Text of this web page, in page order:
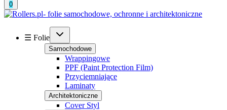
0
☰ Folie
Samochodowe
Wrappingowe
PPF (Paint Protection Film)
Przyciemniające
Laminaty
Architektoniczne
Cover Styl